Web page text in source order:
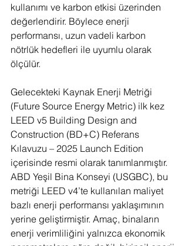
kullanımı ve karbon etkisi üzerinden
değerlendirir. Böylece enerji
performansı, uzun vadeli karbon
nötrlük hedefleri ile uyumlu olarak
ölçülür.
Gelecekteki Kaynak Enerji Metriği
(Future Source Energy Metric) ilk kez
LEED v5 Building Design and
Construction (BD+C) Referans
Kılavuzu – 2025 Launch Edition
içerisinde resmi olarak tanımlanmıştır.
ABD Yeşil Bina Konseyi (USGBC), bu
metriği LEED v4’te kullanılan maliyet
bazlı enerji performansı yaklaşımının
yerine geliştirmiştir. Amaç, binaların
enerji verimliliğini yalnızca ekonomik